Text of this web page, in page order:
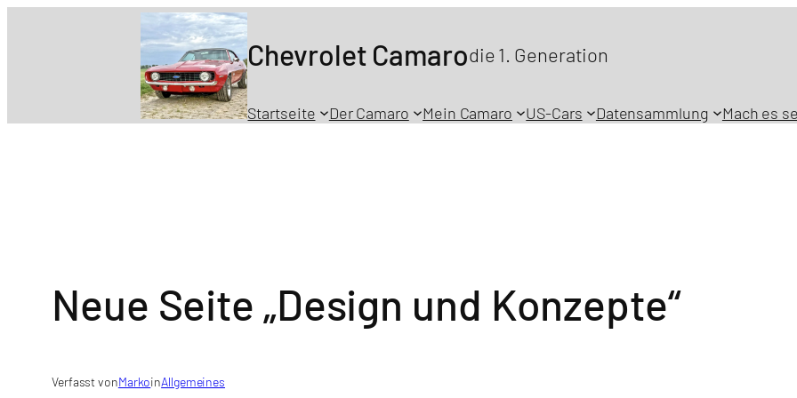
Chevrolet Camarodie 1. Generation
Startseite Der Camaro Mein Camaro US-Cars Datensammlung Mach es
Neue Seite „Design und Konzepte“
Verfasst vonMarkoinAllgemeines